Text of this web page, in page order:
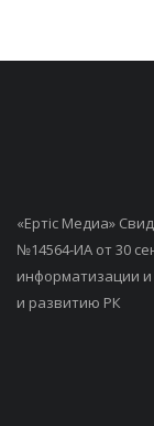
«Ертiс Медиа»
№14564-ИА от 30
информатизации
и развитию РК